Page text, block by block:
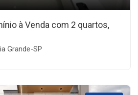
à Venda com 2 quartos,
Grande-SP